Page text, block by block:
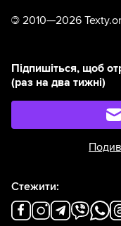
© 2010—2026
Підпишіться, щоб
(раз на два тижні)
Стежити: